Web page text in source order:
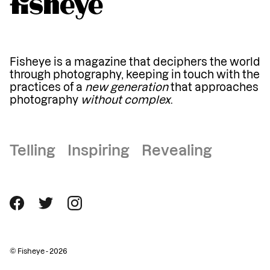
Fisheye is a magazine that deciphers the world
through photography, keeping in touch with the
practices of a new generationthat approaches
photography without complex.
Telling Inspiring Revealing
© Fisheye - 2026